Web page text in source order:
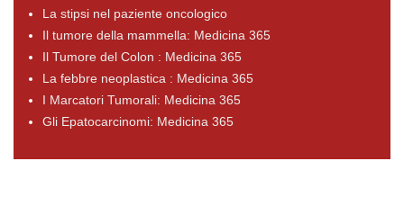
La stipsi nel paziente oncologico
Il tumore della mammella: Medicina 365
Il Tumore del Colon : Medicina 365
La febbre neoplastica : Medicina 365
I Marcatori Tumorali: Medicina 365
Gli Epatocarcinomi: Medicina 365